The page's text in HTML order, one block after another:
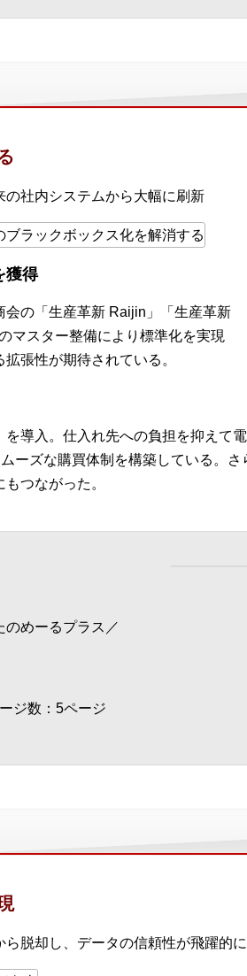
社内システムから大幅に刷新
獲得
の「生産革新 Raijin」「生産革新
マスター整備により標準化を実現
張性が期待されている。
導入。仕入れ先への負担を抑えて
ーズな購買体制を構築している。
つながった。
めーるプラス／
ジ数：5ページ
脱却し、データの信頼性が飛躍的